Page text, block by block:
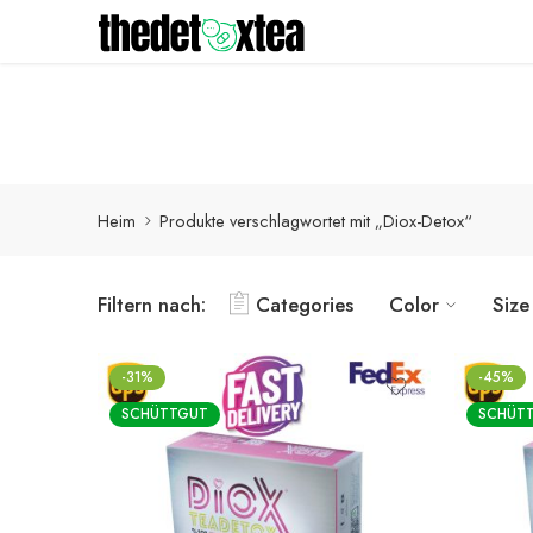
Detox-Produkte werden innerhalb von 1-3 Werktagen
Heim Produkte verschlagwortet mit „Diox-Detox“
Filtern nach: Categories Color Size
-31%
SCHÜTTGUT
-45%